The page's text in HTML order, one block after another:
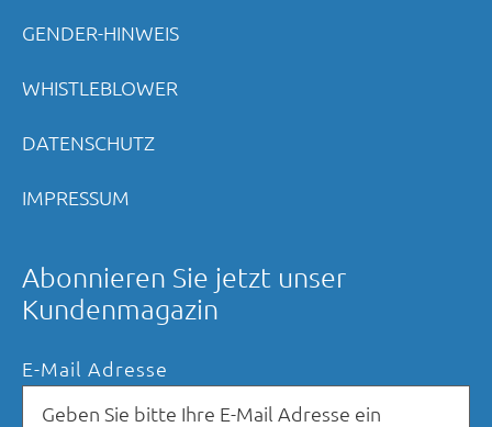
GENDER-HINWEIS
WHISTLEBLOWER
DATENSCHUTZ
IMPRESSUM
Abonnieren Sie jetzt unser
Kundenmagazin
E-Mail Adresse